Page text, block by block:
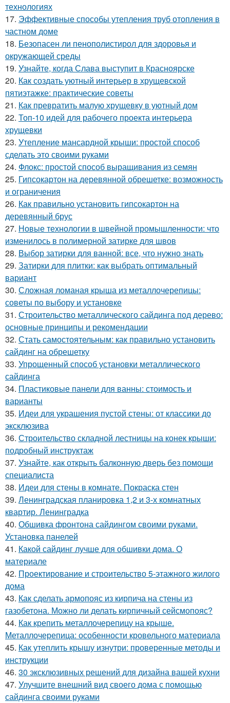
технологиях
17. Эффективные способы утепления труб отопления в
частном доме
18. Безопасен ли пенополистирол для здоровья и
окружающей среды
19. Узнайте, когда Слава выступит в Красноярске
20. Как создать уютный интерьер в хрущевской
пятиэтажке: практические советы
21. Как превратить малую хрущевку в уютный дом
22. Топ-10 идей для рабочего проекта интерьера
хрущевки
23. Утепление мансардной крыши: простой способ
сделать это своими руками
24. Флокс: простой способ выращивания из семян
25. Гипсокартон на деревянной обрешетке: возможность
и ограничения
26. Как правильно установить гипсокартон на
деревянный брус
27. Новые технологии в швейной промышленности: что
изменилось в полимерной затирке для швов
28. Выбор затирки для ванной: все, что нужно знать
29. Затирки для плитки: как выбрать оптимальный
вариант
30. Сложная ломаная крыша из металлочерепицы:
советы по выбору и установке
31. Строительство металлического сайдинга под дерево:
основные принципы и рекомендации
32. Стать самостоятельным: как правильно установить
сайдинг на обрешетку
33. Упрощенный способ установки металлического
сайдинга
34. Пластиковые панели для ванны: стоимость и
варианты
35. Идеи для украшения пустой стены: от классики до
эксклюзива
36. Строительство складной лестницы на конек крыши:
подробный инструктаж
37. Узнайте, как открыть балконную дверь без помощи
специалиста
38. Идеи для стены в комнате. Покраска стен
39. Ленинградская планировка 1,2 и 3-х комнатных
квартир. Ленинградка
40. Обшивка фронтона сайдингом своими руками.
Установка панелей
41. Какой сайдинг лучше для обшивки дома. О
материале
42. Проектирование и строительство 5-этажного жилого
дома
43. Как сделать армопояс из кирпича на стены из
газобетона. Можно ли делать кирпичный сейсмопояс?
44. Как крепить металлочерепицу на крыше.
Металлочерепица: особенности кровельного материала
45. Как утеплить крышу изнутри: проверенные методы и
инструкции
46. 30 эксклюзивных решений для дизайна вашей кухни
47. Улучшите внешний вид своего дома с помощью
сайдинга своими руками